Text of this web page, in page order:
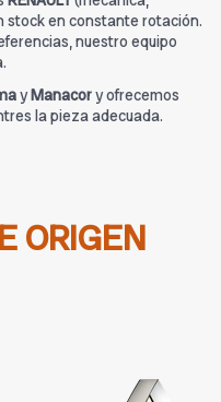
stock en constante rotación.
nuestro equipo
yManacory ofrecemos
la pieza adecuada.
ORIGEN